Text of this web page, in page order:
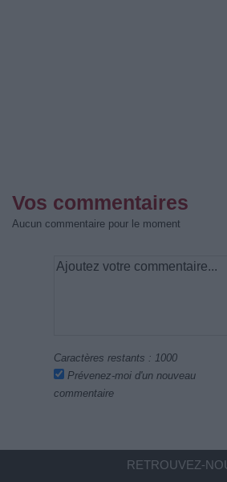
Vos commentaires
Aucun commentaire pour le moment
Caractères restants : 1000
Prévenez-moi d'un nouveau
commentaire
RETROUVEZ-